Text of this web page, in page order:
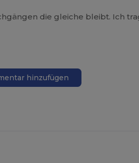
die gleiche bleibt. Ich
hinzufügen